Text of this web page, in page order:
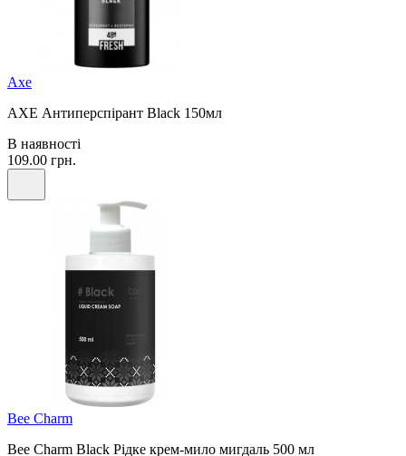
Axe
AXE Антиперспірант Black 150мл
В наявності
109.00 грн.
Bee Сharm
Bee Charm Black Рідке крем-мило мигдаль 500 мл